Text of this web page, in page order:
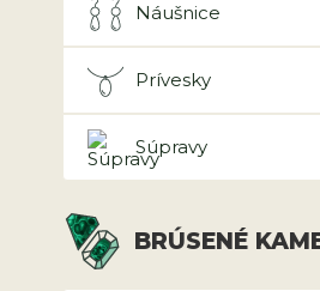
Náušnice
Prívesky
Súpravy
BRÚSENÉ